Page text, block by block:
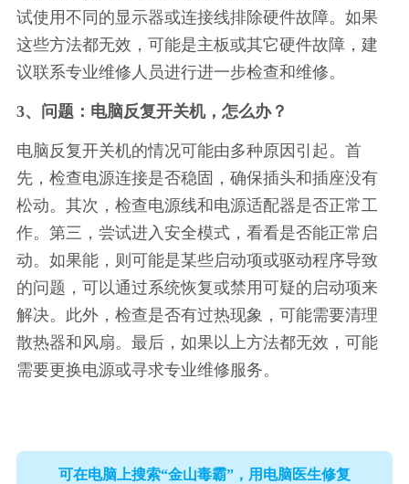
试使用不同的显示器或连接线排除硬件故障。如果
这些方法都无效，可能是主板或其它硬件故障，建
议联系专业维修人员进行进一步检查和维修。
3、问题：电脑反复开关机，怎么办？
电脑反复开关机的情况可能由多种原因引起。首
先，检查电源连接是否稳固，确保插头和插座没有
松动。其次，检查电源线和电源适配器是否正常工
作。第三，尝试进入安全模式，看看是否能正常启
动。如果能，则可能是某些启动项或驱动程序导致
的问题，可以通过系统恢复或禁用可疑的启动项来
解决。此外，检查是否有过热现象，可能需要清理
散热器和风扇。最后，如果以上方法都无效，可能
需要更换电源或寻求专业维修服务。
可在电脑上搜索“金山毒霸”，用电脑医生修复